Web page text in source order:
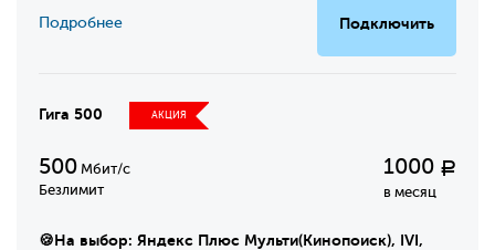
Подключить
Подробнее
Гига 500 АКЦИЯ
500 Мбит/с
Безлимит
1000 Р
в месяц
🍪На выбор: Яндекс Плюс Мульти(Кинопоиск), IVI,